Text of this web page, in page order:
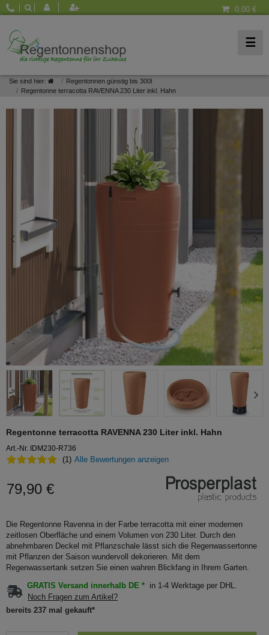
0,00 €
☰
Sie sind hier:
Regentonnen günstig bis 300l
Regentonne terracotta RAVENNA 230 Liter inkl. Hahn
Regentonne terracotta RAVENNA 230 Liter inkl. Hahn
Art.-Nr. IDM230-R736
(1) Alle Bewertungen anzeigen
79,90 €
Die Regentonne Ravenna in der Farbe terracotta mit einer modernen
zeitlosen Oberfläche und einem Volumen von 230 Liter. Durch den
abnehmbaren Deckel mit Pflanzschale lässt sich die Regenwassertonne
mit Pflanzen der Saison wundervoll dekorieren. Mit dem
Regenwassertank setzen Sie einen wahren Blickfang in Ihrem Garten.
GRATIS Versand innerhalb DE *
in 1-4 Werktage per DHL.
Noch Fragen zum Artikel?
bereits 237 mal gekauft*